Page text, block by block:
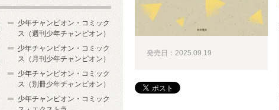
発売日：2025.09.19
少年チャンピオン・コミック
ス（週刊少年チャンピオン）
少年チャンピオン・コミック
ス（月刊少年チャンピオン）
少年チャンピオン・コミック
ス（別冊少年チャンピオン）
少年チャンピオン・コミック